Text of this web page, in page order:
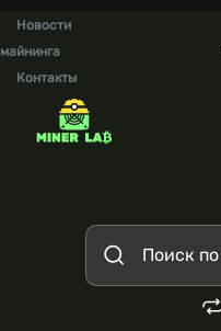
Новости
майнинга
Контакты